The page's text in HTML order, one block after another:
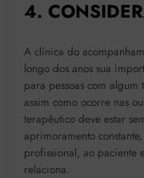
4.
A clínica do
longo dos anos sua
para pessoas com
assim como ocorre nas
terapêutico deve estar
aprimoramento
profissional, ao paciente
relaciona.